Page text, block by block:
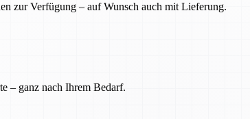
zur Verfügung – auf Wunsch auch mit Lieferung.
– ganz nach Ihrem Bedarf.